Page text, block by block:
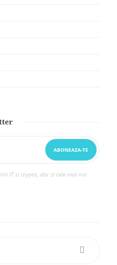
IT si crypto, dar si cele mai noi